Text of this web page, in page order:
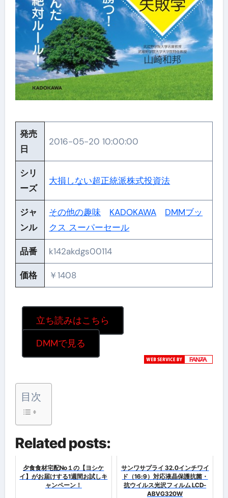
発売
日
2016-05-20 10:00:00
シリ
ーズ
大損しない超正統派株式投資法
ジャ
ンル
その他の趣味 KADOKAWA
DMMブッ
クス スーパーセール
品番 k142akdgs00114
価格 ￥1408
立ち読みはこちら
DMMで見る
目次
Related posts:
夕食食材宅配No１の【ヨシケ
イ】がお届けする1週間お試しキ
ャンペーン！
サンワサプライ 32.0インチワイ
ド（16:9）対応液晶保護抗菌・
抗ウイルス光沢フィルム LCD-
ABVG320W